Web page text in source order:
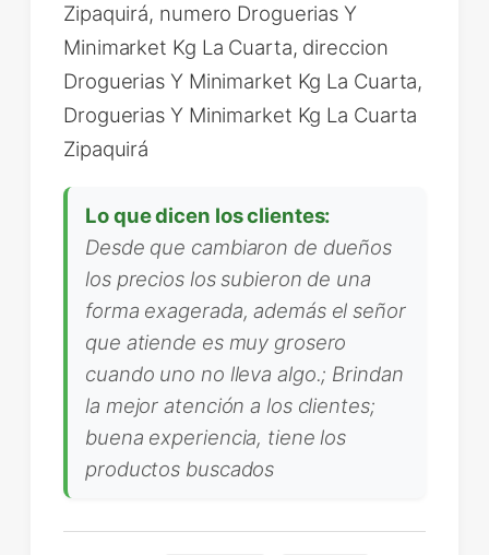
Zipaquirá, numero Droguerias Y
Minimarket Kg La Cuarta, direccion
Droguerias Y Minimarket Kg La Cuarta,
Droguerias Y Minimarket Kg La Cuarta
Zipaquirá
Lo que dicen los clientes:
Desde que cambiaron de dueños
los precios los subieron de una
forma exagerada, además el señor
que atiende es muy grosero
cuando uno no lleva algo.; Brindan
la mejor atención a los clientes;
buena experiencia, tiene los
productos buscados